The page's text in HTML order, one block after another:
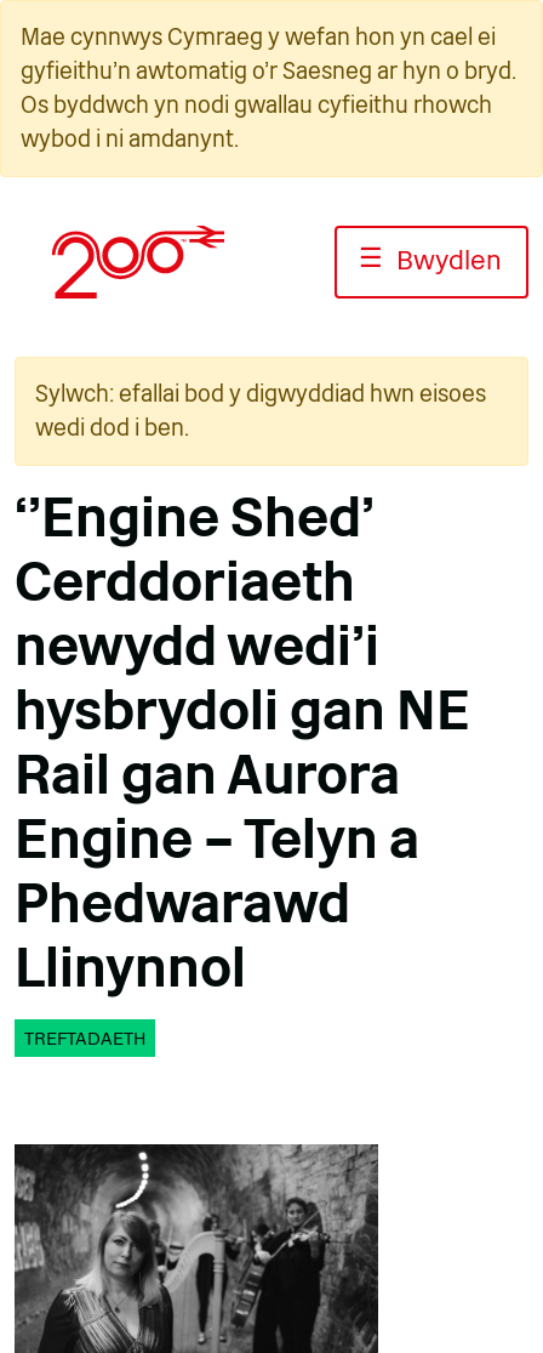
cynnwys
Mae cynnwys Cymraeg y wefan hon yn cael ei
gyfieithu'n awtomatig o'r Saesneg ar hyn o bryd.
Os byddwch yn nodi gwallau cyfieithu rhowch
wybod i ni amdanynt.
☰ Bwydlen
Sylwch: efallai bod y digwyddiad hwn eisoes
wedi dod i ben.
‘'Engine Shed'
Cerddoriaeth
newydd wedi'i
hysbrydoli gan NE
Rail gan Aurora
Engine – Telyn a
Phedwarawd
Llinynnol
TREFTADAETH